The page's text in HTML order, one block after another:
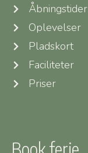
Åbningstider
Oplevelser
Pladskort
Faciliteter
Priser